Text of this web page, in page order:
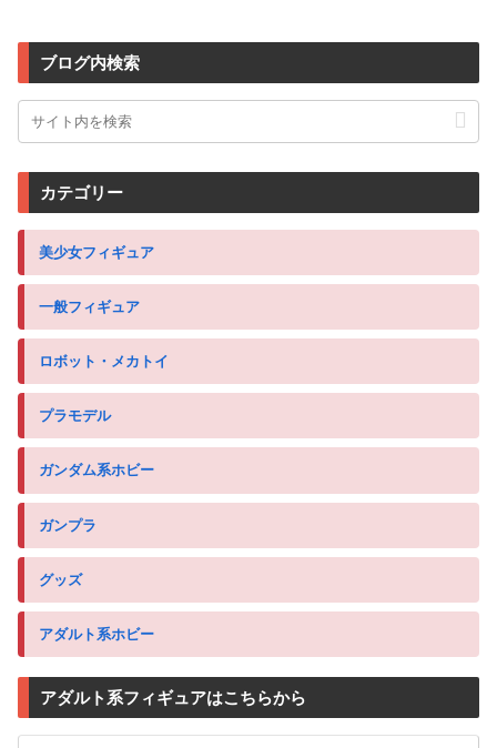
ブログ内検索
カテゴリー
美少女フィギュア
一般フィギュア
ロボット・メカトイ
プラモデル
ガンダム系ホビー
ガンプラ
グッズ
アダルト系ホビー
アダルト系フィギュアはこちらから